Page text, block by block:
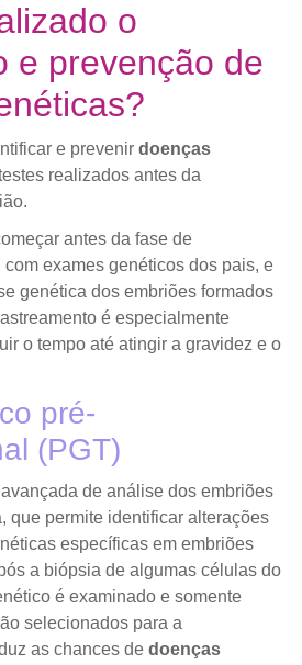
o
e prevenção de
e prevenir doenças
realizados antes da
antes da fase de
exames genéticos dos pais, e
genética dos embriões formados
é especialmente
o tempo até atingir a gravidez e o
pré-
(PGT)
de análise dos embriões
que permite identificar alterações
específicas em embriões
a biópsia de algumas células do
é examinado e somente
selecionados para a
as chances de doenças